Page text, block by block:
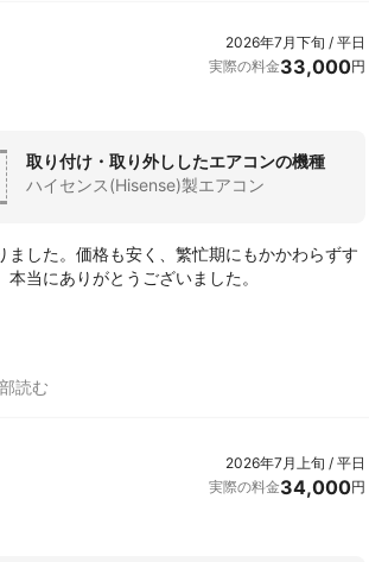
2026年7月下旬 / 平日
実際の料金33,000円
取り付け・取り外ししたエアコンの機種
ハイセンス(Hisense)製エアコン
した。価格も安く、繁忙期にもかかわらずす
当にありがとうございました。
2026年7月上旬 / 平日
実際の料金34,000円